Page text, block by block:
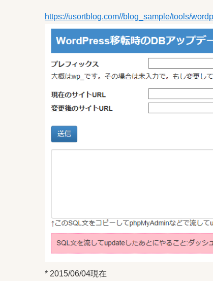
https://usortblog.com//blog_sample/tools/
* 2015/06/04現在